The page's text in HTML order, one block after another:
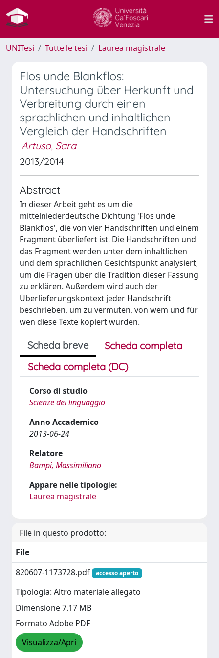
UNITesi Tutte le tesi Laurea magistrale
Flos unde Blankflos:
Untersuchung über Herkunft und
Verbreitung durch einen
sprachlichen und inhaltlichen
Vergleich der Handschriften
Artuso, Sara
2013/2014
Abstract
In dieser Arbeit geht es um die
mittelniederdeutsche Dichtung 'Flos unde
Blankflos', die von vier Handschriften und einem
Fragment überliefert ist. Die Handschriften und
das Fragment werden unter dem inhaltlichen
und dem sprachlichen Gesichtspunkt analysiert,
um die Fragen über die Tradition dieser Fassung
zu erklären. Außerdem wird auch der
Überlieferungskontext jeder Handschrift
beschrieben, um zu vermuten, von wem und für
wen diese Texte kopiert wurden.
Scheda breve
Scheda completa
Scheda completa (DC)
Corso di studio
Scienze del linguaggio
Anno Accademico
2013-06-24
Relatore
Bampi, Massimiliano
Appare nelle tipologie:
Laurea magistrale
File in questo prodotto:
File
820607-1173728.pdf
accesso aperto
Tipologia: Altro materiale allegato
Dimensione 7.17 MB
Formato Adobe PDF
Visualizza/Apri